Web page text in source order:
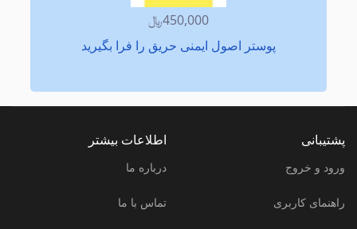
450,000﷼
پوستر اصول ایمنی حریق را فرا بگيريد
پشتیبانی
ورود و خروج
راهنمای کاربری
اطلاعات بیشتر
درباره ما
تماس با ما